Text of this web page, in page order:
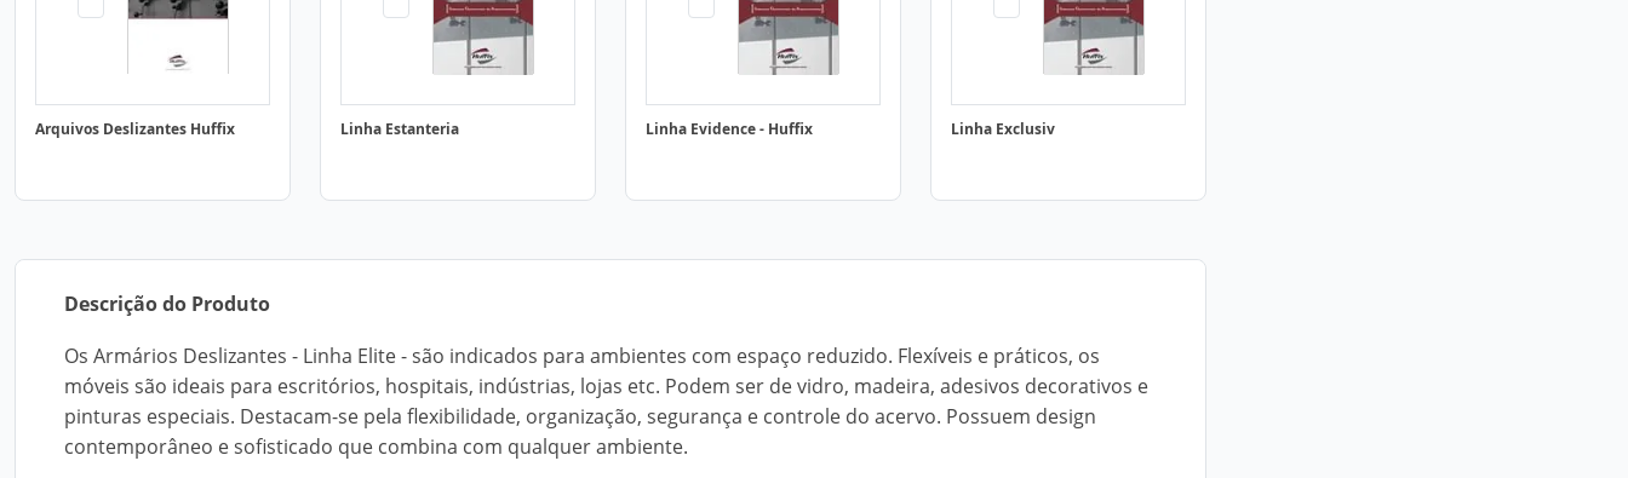
Arquivos Deslizantes Huffix Linha Estanteria Linha Evidence - Huffix Linha Exclusiv
Descrição do Produto
Os Armários Deslizantes - Linha Elite - são indicados para ambientes com espaço reduzido. Flexíveis e práticos, os
móveis são ideais para escritórios, hospitais, indústrias, lojas etc. Podem ser de vidro, madeira, adesivos decorativos e
pinturas especiais. Destacam-se pela flexibilidade, organização, segurança e controle do acervo. Possuem design
contemporâneo e sofisticado que combina com qualquer ambiente.